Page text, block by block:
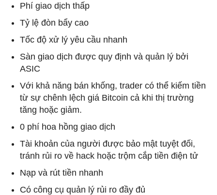
Phí giao dịch thấp
Tỷ lệ đòn bẩy cao
Tốc độ xử lý yêu cầu nhanh
Sàn giao dịch được quy định và quản lý bởi
ASIC
Với khả năng bán khống, trader có thể kiếm tiền
từ sự chênh lệch giá Bitcoin cả khi thị trường
tăng hoặc giảm.
0 phí hoa hồng giao dịch
Tài khoản của người được bảo mật tuyệt đối,
tránh rủi ro về hack hoặc trộm cắp tiền điện tử
Nạp và rút tiền nhanh
Có công cụ quản lý rủi ro đầy đủ